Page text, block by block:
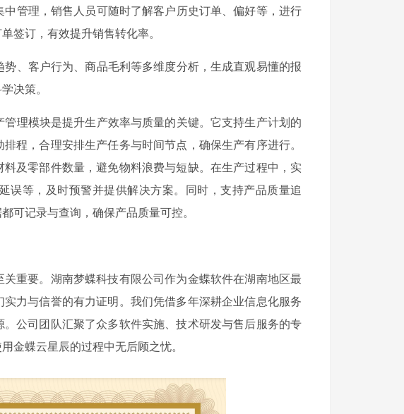
管理，销售人员可随时了解客户历史订单、偏好等，进行
签订，有效提升销售转化率。
、客户行为、商品毛利等多维度分析，生成直观易懂的报
决策。
理模块是提升生产效率与质量的关键。它支持生产计划的
程，合理安排生产任务与时间节点，确保生产有序进行。
及零部件数量，避免物料浪费与短缺。在生产过程中，实
误等，及时预警并提供解决方案。同时，支持产品质量追
可记录与查询，确保产品质量可控。
重要。湖南梦蝶科技有限公司作为金蝶软件在湖南地区最
力与信誉的有力证明。我们凭借多年深耕企业信息化服务
公司团队汇聚了众多软件实施、技术研发与售后服务的专
金蝶云星辰的过程中无后顾之忧。